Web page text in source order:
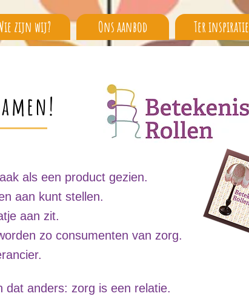
zijn wij? Ons aanbod Ter inspiratie
als een product gezien.
aan kunt stellen.
aan zit.
zo consumenten van zorg.
dat anders: zorg is een relatie.